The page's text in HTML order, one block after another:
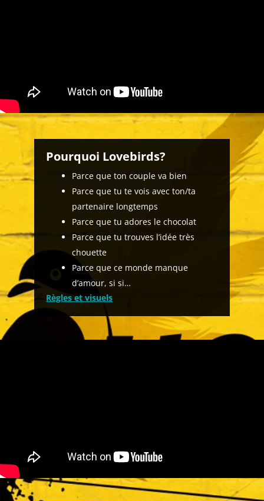
Pourquoi Lovebirds?
Parce que ton couple va bien
Parce que tu te vois avec ton/ta
partenaire longtemps
Parce que tu adores le chocolat
Parce que tu trouves l’idée très
chouette
Parce que ce monde manque
d’amour, si si…
Règles et visuels